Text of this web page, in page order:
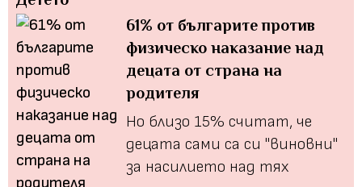
61% от българите против
физическо наказание над
децата от страна на
родителя
Но близо 15% считат, че
децата сами са си "виновни"
за насилието над тях